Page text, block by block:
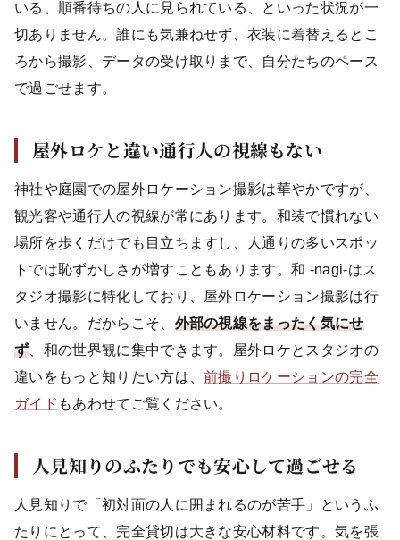
いる、順番待ちの人に見られている、といった状況が一
切ありません。誰にも気兼ねせず、衣装に着替えるとこ
ろから撮影、データの受け取りまで、自分たちのペース
で過ごせます。
屋外ロケと違い通行人の視線もない
神社や庭園での屋外ロケーション撮影は華やかですが、
観光客や通行人の視線が常にあります。和装で慣れない
場所を歩くだけでも目立ちますし、人通りの多いスポッ
トでは恥ずかしさが増すこともあります。和 -nagi-はス
タジオ撮影に特化しており、屋外ロケーション撮影は行
いません。だからこそ、 外部の視線をまったく気にせ
ず 、和の世界観に集中できます。屋外ロケとスタジオの
違いをもっと知りたい方は、前撮りロケーションの完全
ガイド もあわせてご覧ください。
人見知りのふたりでも安心して過ごせる
人見知りで「初対面の人に囲まれるのが苦手」というふ
たりにとって、完全貸切は大きな安心材料です。気を張